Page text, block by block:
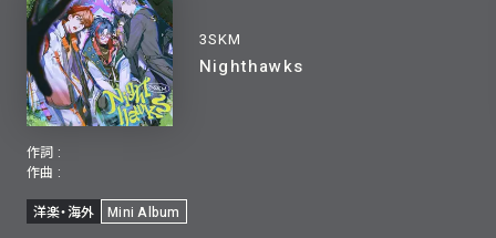
3SKM
Nighthawks
作詞 :
作曲 :
洋楽・海外
Mini Album